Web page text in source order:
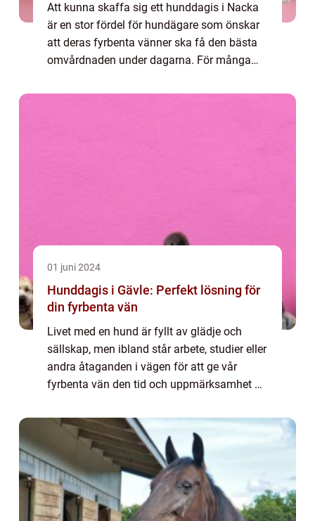
Att kunna skaffa sig ett hunddagis i Nacka
är en stor fördel för hundägare som önskar
att deras fyrbenta vänner ska få den bästa
omvårdnaden under dagarna. För många
01 juni 2024
Hunddagis i Gävle: Perfekt lösning för
din fyrbenta vän
Livet med en hund är fyllt av glädje och
sällskap, men ibland står arbete, studier eller
andra åtaganden i vägen för att ge vår
fyrbenta vän den tid och uppmärksamhet de